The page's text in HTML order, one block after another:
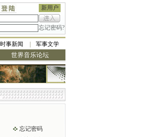
新用户
忘记密码?
时事新闻 军事文学
世界音乐论坛
忘记密码